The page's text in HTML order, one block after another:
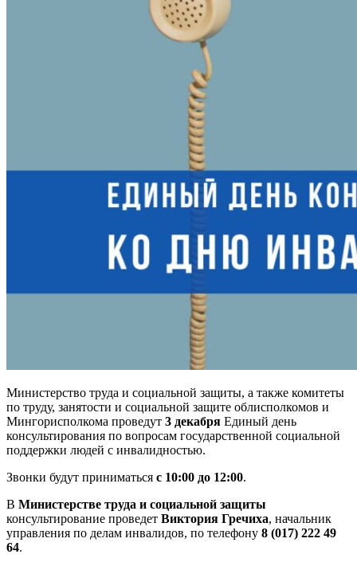
Министерство труда и социальной защиты, а также комитеты
по труду, занятости и социальной защите облисполкомов и
Мингорисполкома проведут 3 декабря Единый день
консультирования по вопросам государственной социальной
поддержки людей с инвалидностью.
Звонки будут приниматься с 10:00 до 12:00.
В Министерстве труда и социальной защиты
консультирование проведет Виктория Гречиха, начальник
управления по делам инвалидов, по телефону 8 (017) 222 49
64.